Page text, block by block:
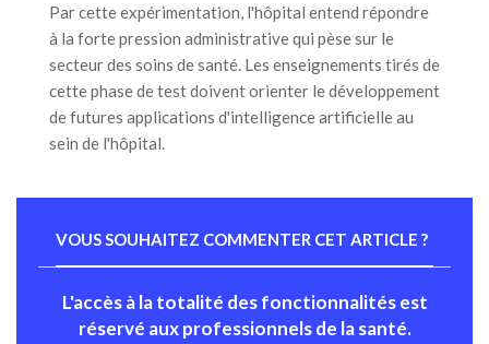
Par cette expérimentation, l'hôpital entend répondre
à la forte pression administrative qui pèse sur le
secteur des soins de santé. Les enseignements tirés de
cette phase de test doivent orienter le développement
de futures applications d'intelligence artificielle au
sein de l'hôpital.
VOUS SOUHAITEZ COMMENTER CET ARTICLE ?
L'accès à la totalité des fonctionnalités est
réservé aux professionnels de la santé.